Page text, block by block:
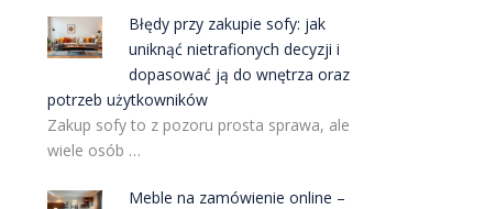
Błędy przy zakupie sofy: jak
uniknąć nietrafionych decyzji i
dopasować ją do wnętrza oraz
potrzeb użytkowników
Zakup sofy to z pozoru prosta sprawa, ale
wiele osób …
Meble na zamówienie online –